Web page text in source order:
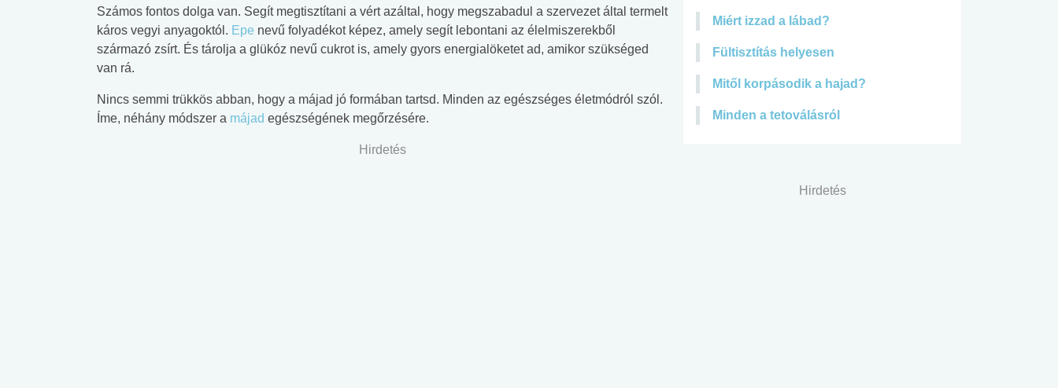
Számos fontos dolga van. Segít megtisztítani a vért azáltal, hogy megszabadul a szervezet által termelt
káros vegyi anyagoktól. Epe nevű folyadékot képez, amely segít lebontani az élelmiszerekből
származó zsírt. És tárolja a glükóz nevű cukrot is, amely gyors energialöketet ad, amikor szükséged
van rá.
Nincs semmi trükkös abban, hogy a májad jó formában tartsd. Minden az egészséges életmódról szól.
Íme, néhány módszer a májad egészségének megőrzésére.
Hirdetés
Miért izzad a lábad?
Fültisztítás helyesen
Mitől korpásodik a hajad?
Minden a tetoválásról
Hirdetés